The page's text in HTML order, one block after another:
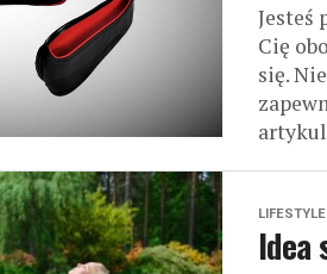
Jesteś
Cię
się.
LIFESTYLE
Idea